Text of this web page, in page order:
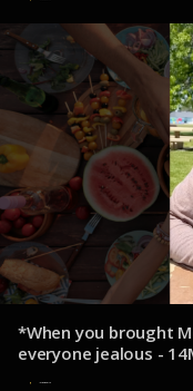
*When you brought
everyone jealous -